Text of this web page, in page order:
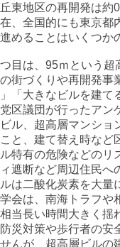
東地区の再開発は約
、全国的にも東京都
めることはいくつか
目は、95ｍという超
街づくりや再開発事
「大きなビルを建て
区議団が行ったアン
ル、超高層マンショ
と、建て替え時など
特有の危険などのリ
遮断など周辺住民へ
は二酸化炭素を大量
会は、南海トラフ
当長い時間大きく揺
災対策や歩行者の安
んが、超高層ビル